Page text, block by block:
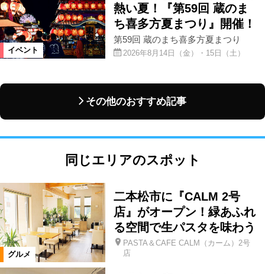
イベント
熱い夏！『第59回 蔵のま
ち喜多方夏まつり』開催！
第59回 蔵のまち喜多方夏まつり
2026年8月14日（金）・15日（土）
その他のおすすめ記事
同じエリアのスポット
グルメ
二本松市に『CALM 2号
店』がオープン！緑あふれ
る空間で生パスタを味わう
PASTA＆CAFE CALM（カーム）2号
店